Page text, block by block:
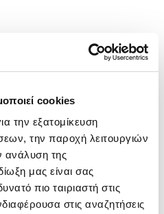
cookies
την εξατομίκευση
την παροχή λειτουργιών
ανάλυση της
μας είναι σας
πιο ταιριαστή στις
στις αναζητήσεις